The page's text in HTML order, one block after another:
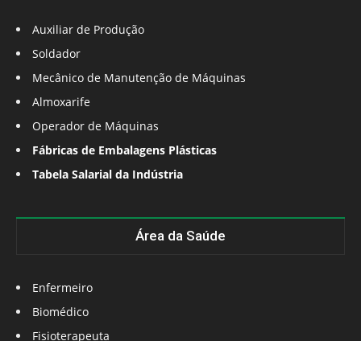
Auxiliar de Produção
Soldador
Mecânico de Manutenção de Máquinas
Almoxarife
Operador de Máquinas
Fábricas de Embalagens Plásticas
Tabela Salarial da Indústria
Área da Saúde
Enfermeiro
Biomédico
Fisioterapeuta